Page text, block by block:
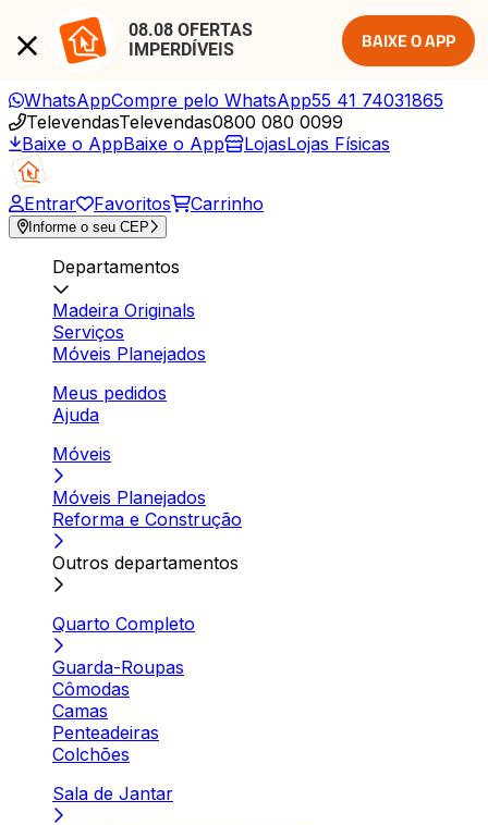
08.08 OFERTAS
IMPERDÍVEIS
BAIXE O APP
WhatsAppCompre pelo WhatsApp55 41 74031865
TelevendasTelevendas0800 080 0099
Baixe o AppBaixe o App LojasLojas Físicas
Entrar Favoritos Carrinho
Informe o seu CEP
Departamentos
Madeira Originals
Serviços
Móveis Planejados
Meus pedidos
Ajuda
Móveis
Móveis Planejados
Reforma e Construção
Outros departamentos
Quarto Completo
Guarda-Roupas
Cômodas
Camas
Penteadeiras
Colchões
Sala de Jantar